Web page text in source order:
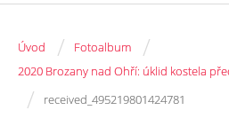
Úvod / Fotoalbum /
2020 Brozany nad Ohří: úklid kostela
/ received_495219801424781